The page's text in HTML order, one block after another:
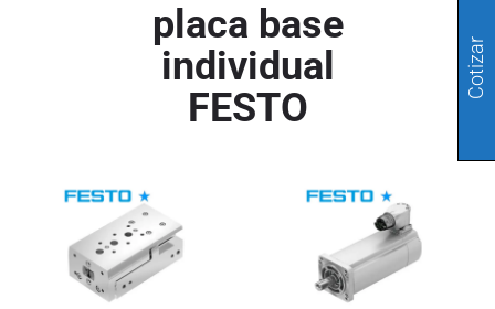
placa base
individual
FESTO
Cotizar